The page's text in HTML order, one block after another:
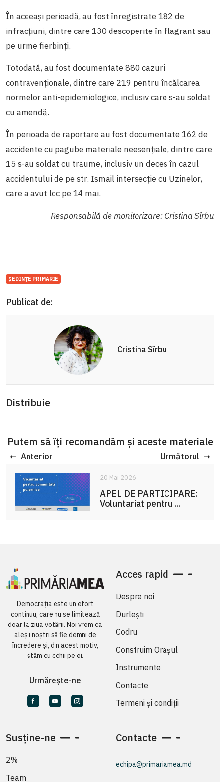
În aceeași perioadă, au fost înregistrate 182 de
infracțiuni, dintre care 130 descoperite în flagrant sau
pe urme fierbinți.
Totodată, au fost documentate 880 cazuri
contravenționale, dintre care 219 pentru încălcarea
normelor anti-epidemiologice, inclusiv care s-au soldat
cu amendă.
În perioada de raportare au fost documentate 162 de
accidente cu pagube materiale neesențiale, dintre care
15 s-au soldat cu traume, inclusiv un deces în cazul
accidentului de pe str. Ismail intersecție cu Uzinelor,
care a avut loc pe 14 mai.
Responsabilă de monitorizare: Cristina Sîrbu
ȘEDINȚE PRIMARIE
Publicat de:
Cristina Sîrbu
Distribuie
Putem să îți recomandăm și aceste materiale
Anterior Următorul
20 Mai 2026
APEL DE PARTICIPARE:
Voluntariat pentru ...
Democrația este un efort
continuu, care nu se limitează
doar la ziua votării. Noi vrem ca
aleșii noștri să fie demni de
încredere și, din acest motiv,
stăm cu ochii pe ei.
Urmărește-ne
Acces rapid
Despre noi
Durlești
Codru
Construim Orașul
Instrumente
Contacte
Termeni și condiții
Susține-ne
2%
Team
Contacte
echipa@primariamea.md